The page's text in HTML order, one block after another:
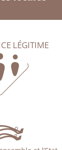
LÉGITIME